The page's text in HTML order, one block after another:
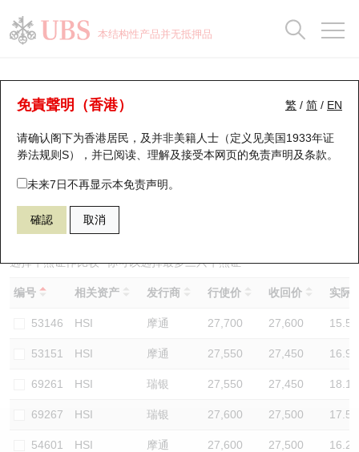
本结构性产品并无抵押品
繁 / 简 / EN
免責聲明（香港）
请确认阁下为香港居民，及并非美籍人士（定义见美国1933年证
券法规则S），并已阅读、理解及接受本网页的免责声明及条款。
未来7日不再显示本免责声明。
確認 取消
牛熊证分析仪
表现 街货统计 比较
62101 瑞银熊证 HSI 恒生指数
选择牛熊证作比较 *你可以选择最多三只牛熊证
编号 相关资产 发行商 行使价 收回价 实际
53146 HSI 摩通 27,700 27,600 15.5
53151 HSI 摩通 27,550 27,450 16.9
69261 HSI 瑞银 27,550 27,450 18.1
69267 HSI 瑞银 27,600 27,500 17.5
54601 HSI 摩通 27,600 27,500 16.2
瑞银认股证一览
新发行瑞银认股证
即将到期认股证
认股证到期结算价查找
认股证分析仪
认股证速算机
认股证/牛熊证日志
认股证文件及公告
街货统计
比较
牛熊全景快搜
牛熊证搜寻
牛熊证街货分布图
正股牛熊证列表
新发行瑞银牛熊证
已收回牛熊证剩余价值
牛熊证到期结算价查找
牛熊证分析仪
街货统计
比较
十大升幅/跌幅
十大认股证成交分布
十天股证占大市成交
资金流
街货统计
三十大平均引伸波幅
正股分析仪
二十大活跃股份
恒指成份股
国指成份股
科指成份股
相关资产沽空
中资ETFs溢价比较
AH 股价对照
持股比重
显示所有持股比重
每月轮证大市专题
轮证专栏
讲座及教育短片
认股证投资者教育
牛熊证投资者教育
认股证牛熊证常问问题